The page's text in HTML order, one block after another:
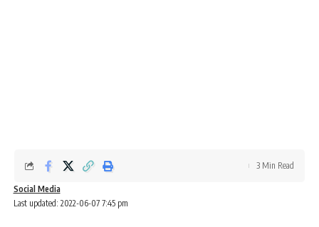
Last updated: 2022-06-07 7:45 pm
Social Media
3 Min Read